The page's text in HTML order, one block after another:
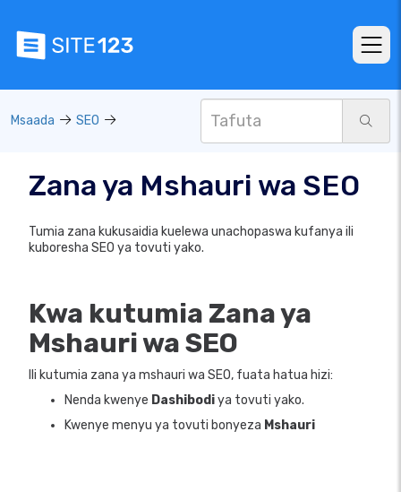
Msaada SEO
Zana ya Mshauri wa SEO
Tumia zana kukusaidia kuelewa unachopaswa kufanya ili
kuboresha SEO ya tovuti yako.
Kwa kutumia Zana ya
Mshauri wa SEO
Ili kutumia zana ya mshauri wa SEO, fuata hatua hizi:
Nenda kwenye Dashibodiya tovuti yako.
Kwenye menyu ya tovuti bonyeza Mshauri